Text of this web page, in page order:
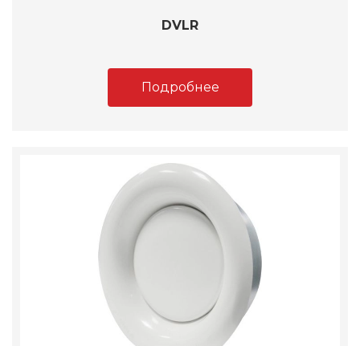
DVLR
Подробнее